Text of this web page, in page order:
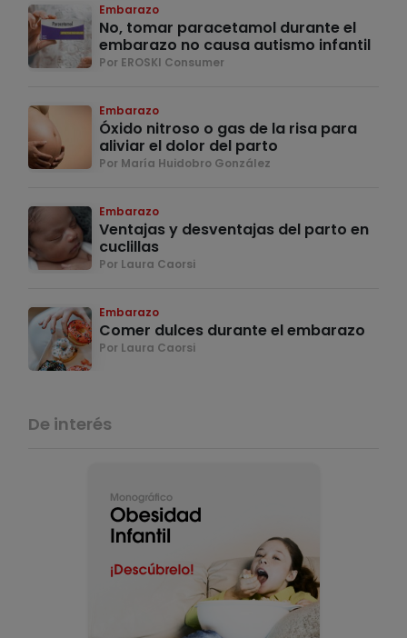
Embarazo
No, tomar paracetamol durante el
embarazo no causa autismo infantil
Por EROSKI Consumer
Embarazo
Óxido nitroso o gas de la risa para
aliviar el dolor del parto
Por María Huidobro González
Embarazo
Ventajas y desventajas del parto en
cuclillas
Por Laura Caorsi
Embarazo
Comer dulces durante el embarazo
Por Laura Caorsi
De interés